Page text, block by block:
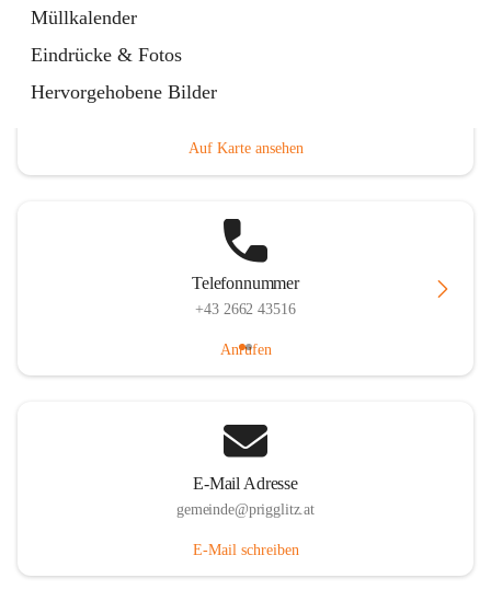
Müllkalender
Eindrücke & Fotos
Hervorgehobene BilderHauptadresse
Auf Karte ansehen
Telefonnummer
+43 2662 43516
Anrufen
E-Mail Adresse
gemeinde@prigglitz.at
E-Mail schreiben